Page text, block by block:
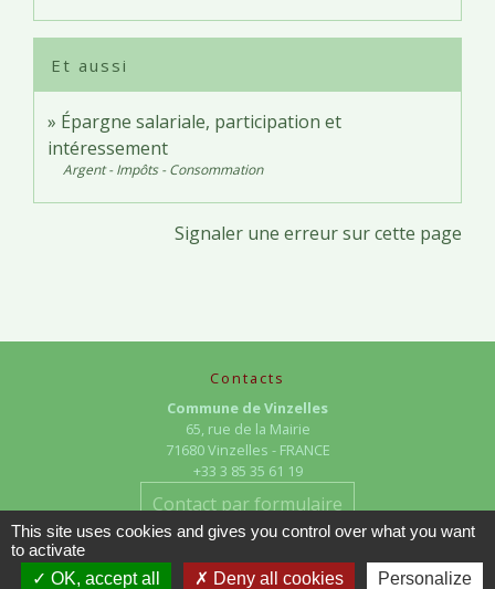
Et aussi
Épargne salariale, participation et
intéressement
Argent - Impôts - Consommation
Signaler une erreur sur cette page
Contacts
Commune de Vinzelles
65, rue de la Mairie
71680 Vinzelles - FRANCE
+33 3 85 35 61 19
Contact par formulaire
This site uses cookies and gives you control over what you want
to activate
OK, accept all
Deny all cookies Personalize